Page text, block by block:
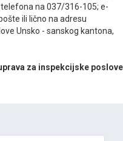
na 037/316-105; e-
ili lično na adresu
Unsko - sanskog kantona,
za inspekcijske poslove